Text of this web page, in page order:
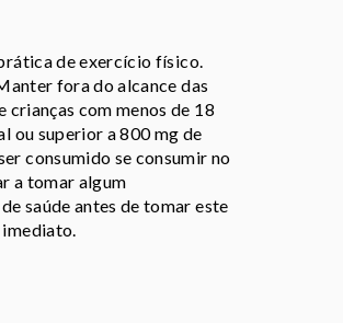
de exercício físico.
fora do alcance das
crianças com menos de 18
ou superior a 800 mg de
consumido se consumir no
a tomar algum
saúde antes de tomar este
imediato.